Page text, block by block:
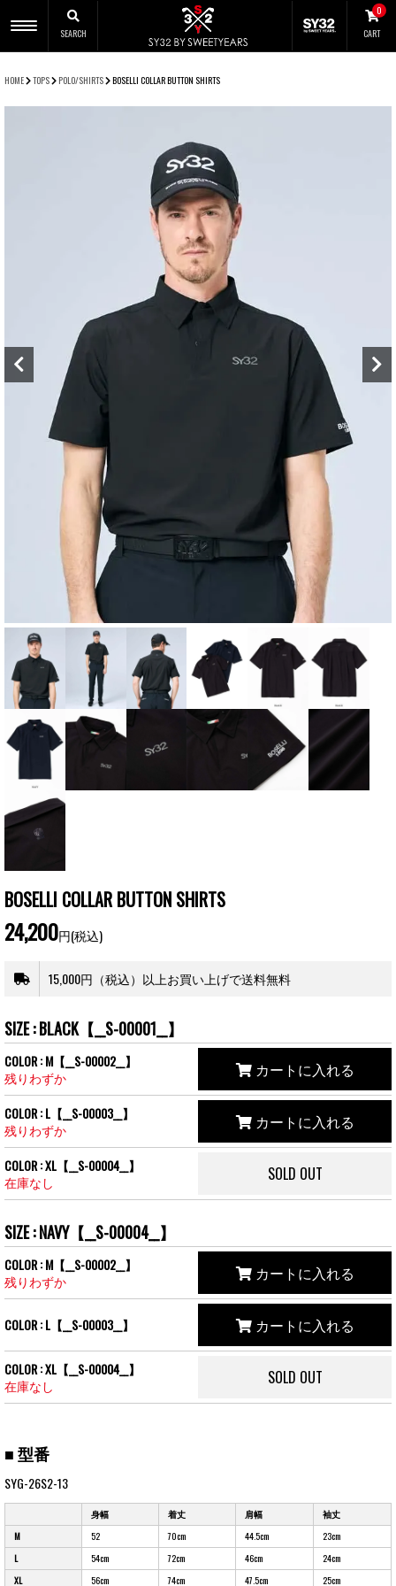
SEARCH
0
CART
CLOSE
HOME TOPS POLO/SHIRTS BOSELLI COLLAR BUTTON SHIRTS
BOSELLI COLLAR BUTTON SHIRTS
24,200円(税込)
15,000円（税込）以上お買い上げで送料無料
SIZE : BLACK【__S-00001__】
COLOR : M【__S-00002__】
残りわずか
カートに入れる
COLOR : L【__S-00003__】
残りわずか
カートに入れる
COLOR : XL【__S-00004__】
在庫なし
SOLD OUT
SIZE : NAVY【__S-00004__】
COLOR : M【__S-00002__】
残りわずか
カートに入れる
COLOR : L【__S-00003__】 カートに入れる
COLOR : XL【__S-00004__】
在庫なし
SOLD OUT
■ 型番
SYG-26S2-13
身幅 着丈 肩幅
袖丈
M
52 70cm 44.5cm
23cm
L
54cm 72cm 46cm
24cm
XL
56cm 74cm 47.5cm 25cm